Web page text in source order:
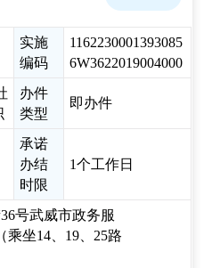
实施
编码
1162230001393085
6W3622019004000
办件
类型
即办件
承诺
办结
时限
1个工作日
号武威市政务服
乘坐14、19、25路